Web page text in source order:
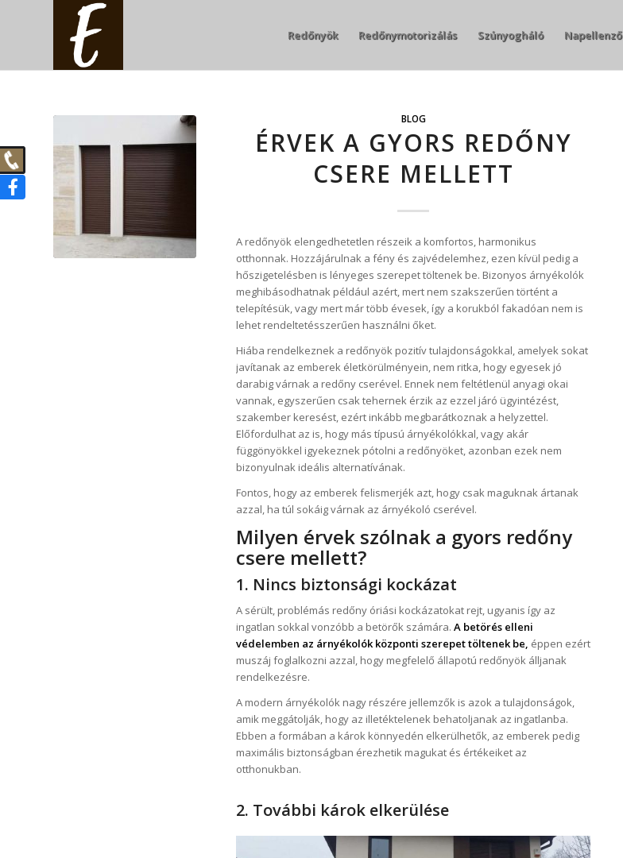
Redőnyök Redőnymotorizálás Szúnyogháló Napellenző
BLOG
ÉRVEK A GYORS REDŐNY
CSERE MELLETT
A redőnyök elengedhetetlen részeik a komfortos, harmonikus
otthonnak. Hozzájárulnak a fény és zajvédelemhez, ezen kívül pedig a
hőszigetelésben is lényeges szerepet töltenek be. Bizonyos árnyékolók
meghibásodhatnak például azért, mert nem szakszerűen történt a
telepítésük, vagy mert már több évesek, így a korukból fakadóan nem is
lehet rendeltetésszerűen használni őket.
Hiába rendelkeznek a redőnyök pozitív tulajdonságokkal, amelyek sokat
javítanak az emberek életkörülményein, nem ritka, hogy egyesek jó
darabig várnak a redőny cserével. Ennek nem feltétlenül anyagi okai
vannak, egyszerűen csak tehernek érzik az ezzel járó ügyintézést,
szakember keresést, ezért inkább megbarátkoznak a helyzettel.
Előfordulhat az is, hogy más típusú árnyékolókkal, vagy akár
függönyökkel igyekeznek pótolni a redőnyöket, azonban ezek nem
bizonyulnak ideális alternatívának.
Fontos, hogy az emberek felismerjék azt, hogy csak maguknak ártanak
azzal, ha túl sokáig várnak az árnyékoló cserével.
Milyen érvek szólnak a gyors redőny
csere mellett?
1. Nincs biztonsági kockázat
A sérült, problémás redőny óriási kockázatokat rejt, ugyanis így az
ingatlan sokkal vonzóbb a betörők számára. A betörés elleni
védelemben az árnyékolók központi szerepet töltenek be, éppen ezért
muszáj foglalkozni azzal, hogy megfelelő állapotú redőnyök álljanak
rendelkezésre.
A modern árnyékolók nagy részére jellemzők is azok a tulajdonságok,
amik meggátolják, hogy az illetéktelenek behatoljanak az ingatlanba.
Ebben a formában a károk könnyedén elkerülhetők, az emberek pedig
maximális biztonságban érezhetik magukat és értékeiket az
otthonukban.
2. További károk elkerülése